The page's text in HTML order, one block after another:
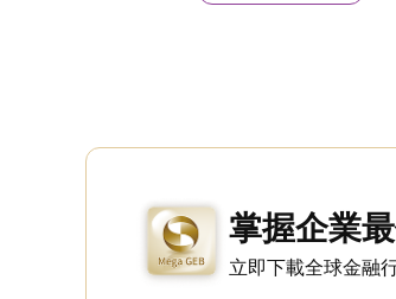
掌握企業
立即下載全球金融